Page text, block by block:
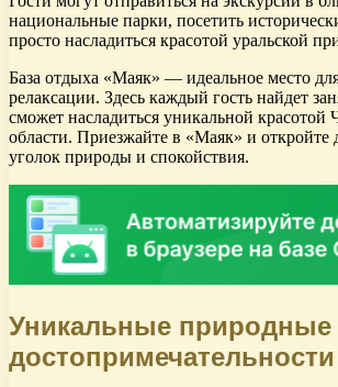
национальные парки, посетить
просто насладиться красотой уральской
База отдыха «Маяк» — идеальное место
релаксации. Здесь каждый гость найдет
сможет насладиться уникальной красотой
области. Приезжайте в «Маяк» и откройте
уголок природы и спокойствия.
Уникальные природные
достопримечательности